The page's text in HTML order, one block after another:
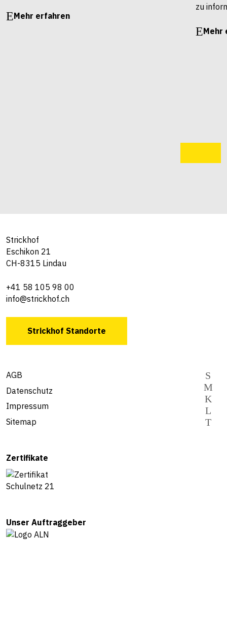
Mehr erfahren
zu
Mehr
Strickhof
Eschikon 21
CH-8315 Lindau
+41 58 105 98 00
info@strickhof.ch
Strickhof Standorte
AGB
Datenschutz
Impressum
Sitemap
Zertifikate
Unser Auftraggeber